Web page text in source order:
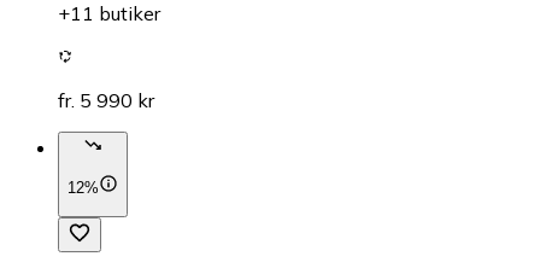
+11 butiker
fr. 5 990 kr
12%